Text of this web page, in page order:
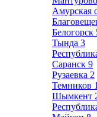
Амурская
Белогорск
Тында 3
Саранск 9
Рузаевка 2
Темников 1
Шымкент